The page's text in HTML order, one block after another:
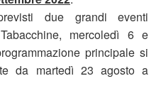
due grandi eventi
mercoledì 6 e
principale si
da martedì 23 agosto a